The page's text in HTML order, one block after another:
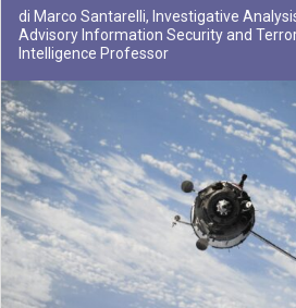
di Marco Santarelli, Investigative
Advisory Information Security and
Intelligence Professor